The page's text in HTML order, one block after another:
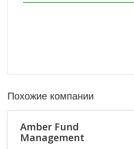
Похожие компании
Amber Fund
Management